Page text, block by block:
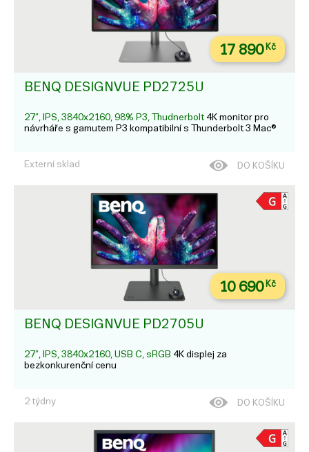
17 890Kč
BENQ DESIGNVUE PD2725U
27”, IPS, 3840x2160, 98% P3, Thudnerbolt 4K monitor pro
návrháře s gamutem P3 kompatibilní s Thunderbolt 3 Mac®
Externí sklad DO KOŠÍKU
10 690Kč
BENQ DESIGNVUE PD2705U
27”, IPS, 3840x2160, USB C, sRGB 4K displej za
bezkonkurenční cenu
2 týdny DO KOŠÍKU